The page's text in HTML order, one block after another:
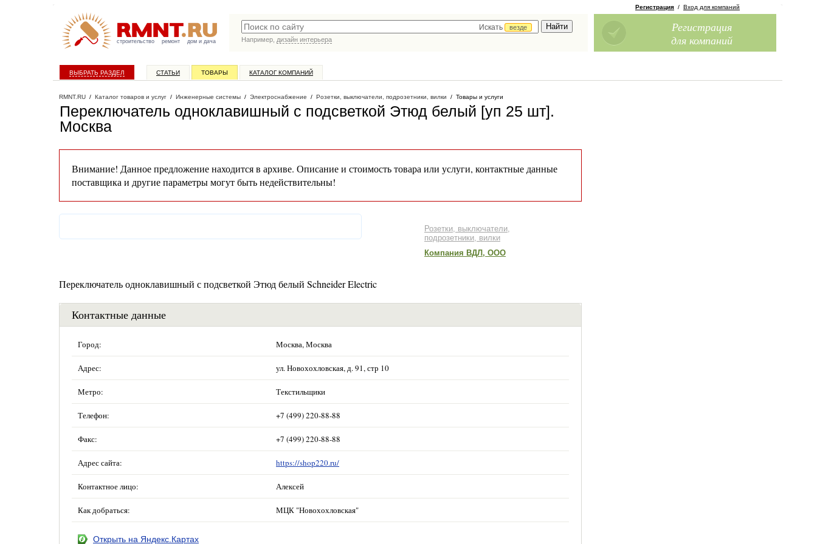
строительство ремонт дом и дача
Искать
везде
Например, дизайн интерьера
Регистрация / Вход для компаний
Регистрация
для компаний
ВЫБРАТЬ РАЗДЕЛ СТАТЬИ ТОВАРЫ КАТАЛОГ КОМПАНИЙ
RMNT.RU / Каталог товаров и услуг / Инженерные системы / Электроснабжение / Розетки, выключатели, подрозетники, вилки / Товары и услуги
Переключатель одноклавишный с подсветкой Этюд белый [уп 25 шт].
Москва
Внимание! Данное предложение находится в архиве. Описание и стоимость товара или услуги, контактные данные
поставщика и другие параметры могут быть недействительны!
Розетки, выключатели,
подрозетники, вилки
Компания ВДЛ, ООО
Переключатель одноклавишный с подсветкой Этюд белый Schneider Electric
Контактные данные
Город: Москва, Москва
Адрес: ул. Новохохловская, д. 91, стр 10
Метро: Текстильщики
Телефон: +7 (499) 220-88-88
Факс: +7 (499) 220-88-88
Адрес сайта: https://shop220.ru/
Контактное лицо: Алексей
Как добраться: МЦК "Новохохловская"
Открыть на Яндекс.Картах